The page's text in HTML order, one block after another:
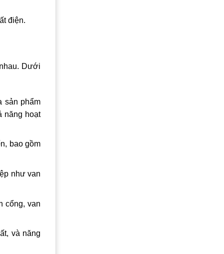
điện.
Dưới
sản phẩm
năng hoạt
bao gồm
như van
cổng, van
và năng